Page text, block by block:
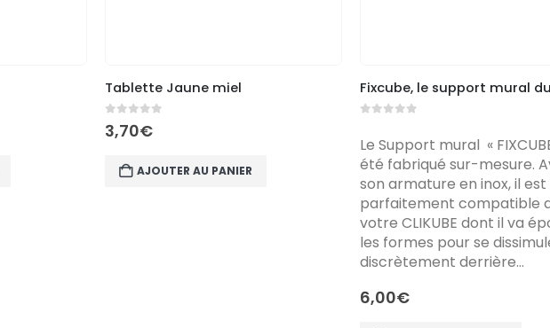
Tablette Jaune miel
0out of 5
3,70€
AJOUTER AU PANIER
Le Support mural «
été fabriqué sur-mesure.
son armature en inox, il est
parfaitement compatible
votre CLIKUBE dont il va
les formes pour se
discrètement derrière…
6,00€